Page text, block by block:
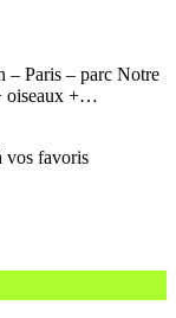
– Paris – parc Notre
oiseaux +…